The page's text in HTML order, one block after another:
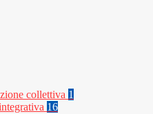
collettiva 1
16